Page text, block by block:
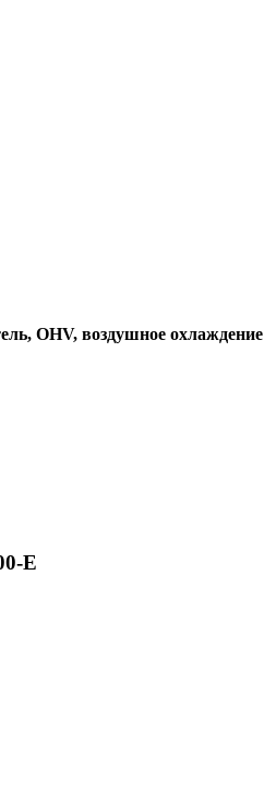
OHV, воздушное охлаждение
E